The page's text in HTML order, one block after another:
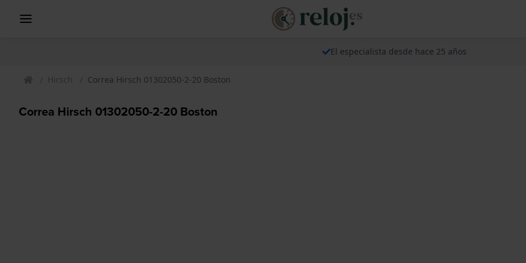
El especialista desde hace 25 años
Hirsch Correa Hirsch 01302050-2-20 Boston
Correa Hirsch 01302050-2-20 Boston